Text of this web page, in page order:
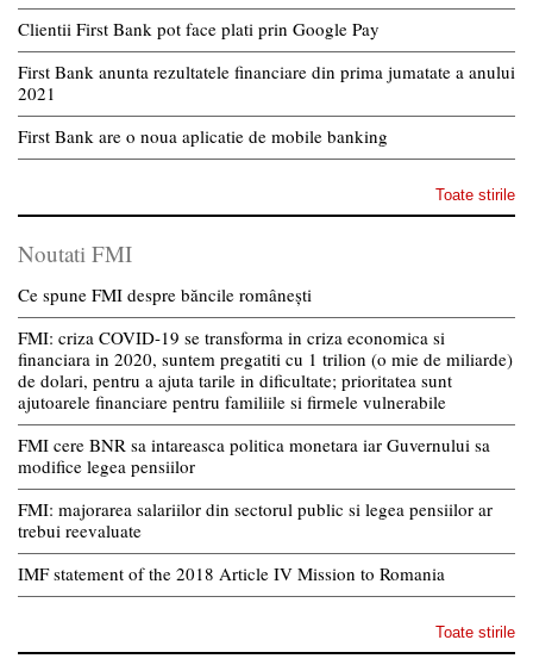
Clientii First Bank pot face plati prin Google Pay
First Bank anunta rezultatele financiare din prima jumatate a anului
2021
First Bank are o noua aplicatie de mobile banking
Toate stirile
Noutati FMI
Ce spune FMI despre băncile românești
FMI: criza COVID-19 se transforma in criza economica si
financiara in 2020, suntem pregatiti cu 1 trilion (o mie de miliarde)
de dolari, pentru a ajuta tarile in dificultate; prioritatea sunt
ajutoarele financiare pentru familiile si firmele vulnerabile
FMI cere BNR sa intareasca politica monetara iar Guvernului sa
modifice legea pensiilor
FMI: majorarea salariilor din sectorul public si legea pensiilor ar
trebui reevaluate
IMF statement of the 2018 Article IV Mission to Romania
Toate stirile